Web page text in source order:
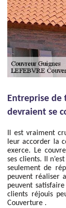
Entreprise de
devraient se
Il est vraiment
leur accorder la
exerce. Le
ses clients. Il
seulement de
peuvent réaliser
peuvent
clients réjouis
Couverture .